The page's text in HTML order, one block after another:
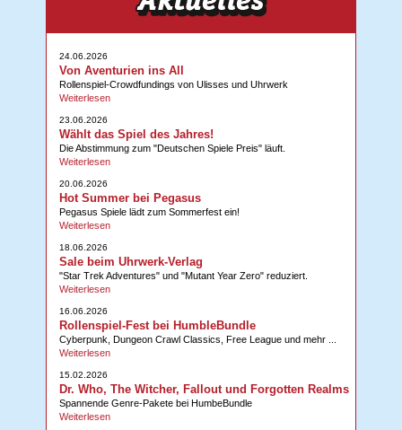
24.06.2026
Von Aventurien ins All
Rollenspiel-Crowdfundings von Ulisses und Uhrwerk
Weiterlesen
23.06.2026
Wählt das Spiel des Jahres!
Die Abstimmung zum "Deutschen Spiele Preis" läuft.
Weiterlesen
20.06.2026
Hot Summer bei Pegasus
Pegasus Spiele lädt zum Sommerfest ein!
Weiterlesen
18.06.2026
Sale beim Uhrwerk-Verlag
"Star Trek Adventures" und "Mutant Year Zero" reduziert.
Weiterlesen
16.06.2026
Rollenspiel-Fest bei HumbleBundle
Cyberpunk, Dungeon Crawl Classics, Free League und mehr ...
Weiterlesen
15.02.2026
Dr. Who, The Witcher, Fallout und Forgotten Realms
Spannende Genre-Pakete bei HumbeBundle
Weiterlesen